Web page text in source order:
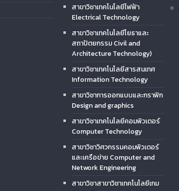
สาขาวิชาเทคโนโลยีไฟฟ้า
Electrical Technology
สาขาวิชาเทคโนโลยีโยธาและ
สถาปัตยกรรม Civil and
Architecture Technology)
สาขาวิชาเทคโนโลยีสารสนเทศ
Information Technology
สาขาวิชาการออกแบบและกราฟิก
Design and graphics
สาขาวิชาเทคโนโลยีคอมพิวเตอร์
Computer Technology
สาขาวิชาวิศวกรรมคอมพิวเตอร์
และเครือข่าย Computer and
Network Engineering
สาขาวิชาสาขาวิชาเทคโนโลยีเกม